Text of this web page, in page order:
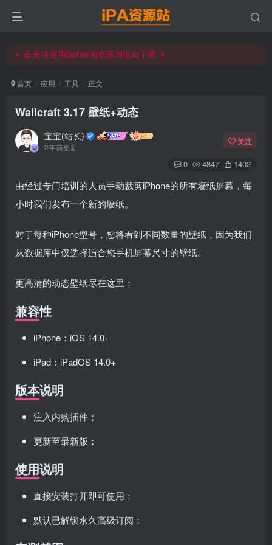
☀ 会员请使用Safair浏览器浏览与下载 ☀
☀ 会员请使用Safair浏览器浏览与下载 ☀
首页 应用 工具 正文
Wallcraft 3.17 壁纸+动态
宝宝(站长)
2年前更新
关注
0 4847 1402
由经过专门培训的人员手动裁剪iPhone的所有墙纸屏幕，每
小时我们发布一个新的墙纸。
对于每种iPhone型号，您将看到不同数量的壁纸，因为我们
从数据库中仅选择适合您手机屏幕尺寸的壁纸。
更高清的动态壁纸尽在这里；
兼容性
iPhone：iOS 14.0+
iPad：iPadOS 14.0+
版本说明
注入内购插件；
更新至最新版；
使用说明
直接安装打开即可使用；
默认已解锁永久高级订阅；